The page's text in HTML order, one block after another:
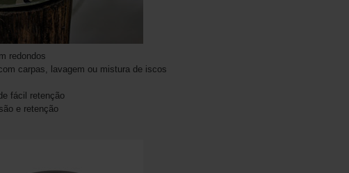
redondos
carpas, lavagem ou mistura de iscos
fácil retenção
e retenção